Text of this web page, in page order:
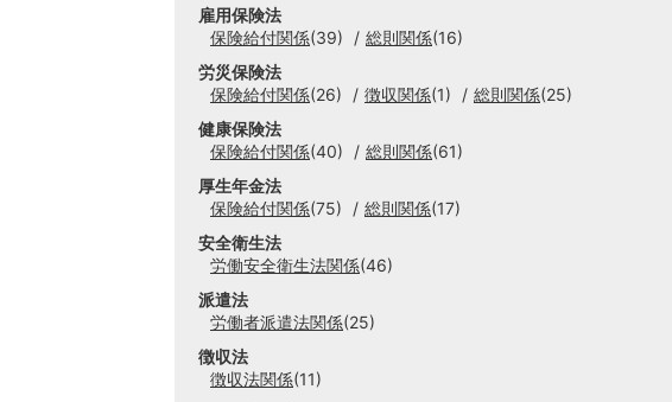
雇用保険法
保険給付関係(39) 総則関係(16)
労災保険法
保険給付関係(26) 徴収関係(1) 総則関係(25)
健康保険法
保険給付関係(40) 総則関係(61)
厚生年金法
保険給付関係(75) 総則関係(17)
安全衛生法
労働安全衛生法関係(46)
派遣法
労働者派遣法関係(25)
徴収法
徴収法関係(11)